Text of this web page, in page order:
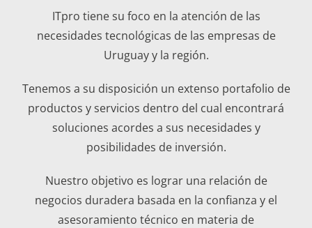
ITpro tiene su foco en la atención de las
necesidades tecnológicas de las empresas de
Uruguay y la región.
Tenemos a su disposición un extenso portafolio de
productos y servicios dentro del cual encontrará
soluciones acordes a sus necesidades y
posibilidades de inversión.
Nuestro objetivo es lograr una relación de
negocios duradera basada en la confianza y el
asesoramiento técnico en materia de